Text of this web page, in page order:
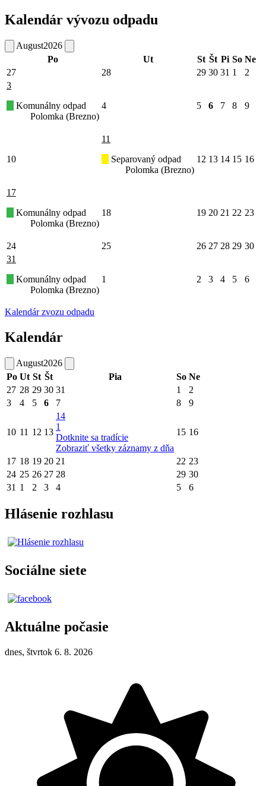
Kalendár vývozu odpadu
August2026
Po
Ut St Št Pi So Ne
27
28 29 30 31 1
2
3
Komunálny odpad
Polomka (Brezno)
4 5 6 7 8 9
10
11
Separovaný odpad
Polomka (Brezno)
12 13 14 15 16
17
Komunálny odpad
Polomka (Brezno)
18 19 20 21 22 23
24 25 26 27 28 29 30
31
Komunálny odpad
Polomka (Brezno)
1 2 3 4 5 6
Kalendár zvozu odpadu
Kalendár
August2026
Po Ut St Št Pia So Ne
27 28 29 30 31 1
2
3
4 5 6 7 8 9
10 11 12 13
14
1
Dotknite sa tradície
Zobraziť všetky záznamy z dňa
15 16
17 18 19 20 21 22 23
24 25 26 27 28 29 30
31 1 2 3 4 5 6
Hlásenie rozhlasu
Sociálne siete
Aktuálne počasie
dnes, štvrtok 6. 8. 2026